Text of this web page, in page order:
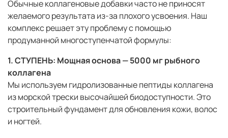
Обычные коллагеновые добавки часто не приносят
желаемого результата из-за плохого усвоения. Наш
комплекс решает эту проблему с помощью
продуманной многоступенчатой формулы:
1. СТУПЕНЬ: Мощная основа — 5000 мг рыбного
коллагена
Мы используем гидролизованные пептиды коллагена
из морской трески высочайшей биодоступности. Это
строительный фундамент для обновления кожи, волос
и ногтей.